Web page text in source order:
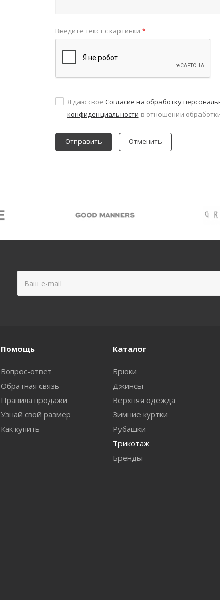
Введите текст с картинки *
Я даю свое Согласие на обработку
конфиденциальности в отношении
Отменить
Помощь
Вопрос-ответ
Обратная связь
Правила продажи
Узнай свой размер
Как купить
Каталог
Брюки
Джинсы
Верхняя одежда
Зимние куртки
Рубашки
Трикотаж
Бренды